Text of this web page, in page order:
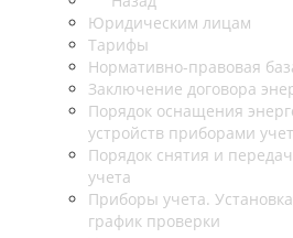
Юридическим лицам
Тарифы
Нормативно-правовая
Заключение договора
Порядок оснащения
устройств приборами
Порядок снятия и
учета
Приборы учета.
график проверки